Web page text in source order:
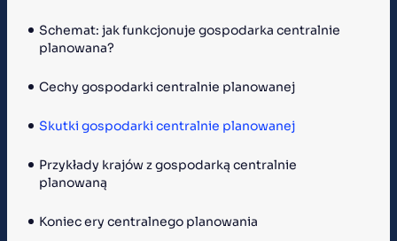
Schemat: jak funkcjonuje gospodarka centralnie
planowana?
Cechy gospodarki centralnie planowanej
Skutki gospodarki centralnie planowanej
Przykłady krajów z gospodarką centralnie
planowaną
Koniec ery centralnego planowania